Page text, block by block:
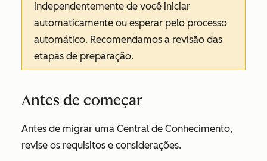
independentemente de você iniciar
automaticamente ou esperar pelo processo
automático. Recomendamos a revisão das
etapas de preparação.
Antes de começar
Antes de migrar uma Central de Conhecimento,
revise os requisitos e considerações.